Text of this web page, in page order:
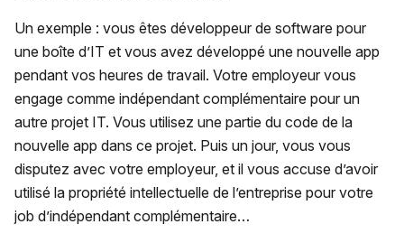
Un exemple : vous êtes développeur de software pour
une boîte d’IT et vous avez développé une nouvelle app
pendant vos heures de travail. Votre employeur vous
engage comme indépendant complémentaire pour un
autre projet IT. Vous utilisez une partie du code de la
nouvelle app dans ce projet. Puis un jour, vous vous
disputez avec votre employeur, et il vous accuse d’avoir
utilisé la propriété intellectuelle de l’entreprise pour votre
job d’indépendant complémentaire…